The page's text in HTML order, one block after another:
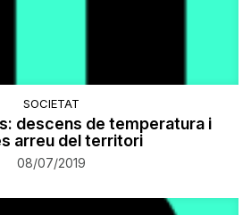
SOCIETAT
descens de temperatura i
arreu del territori
08/07/2019